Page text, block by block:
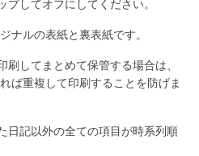
プしてオフにしてください。
ナルの表紙と裏表紙です。
刷してまとめて保管する場合は、
ば重複して印刷することを防げま
日記以外の全ての項目が時系列順